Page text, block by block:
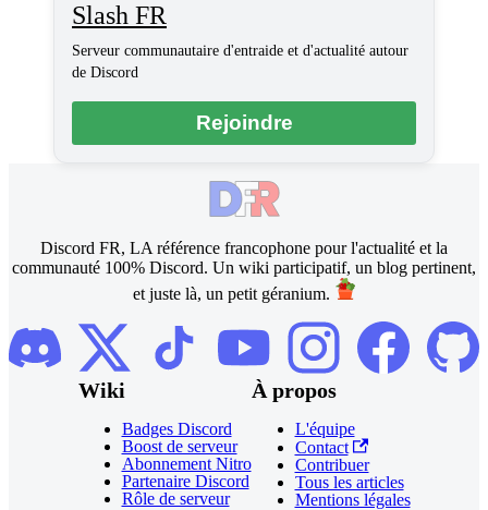
Slash FR
Serveur communautaire d'entraide et d'actualité autour
de Discord
Rejoindre
Discord FR, LA référence francophone pour l'actualité et la
communauté 100% Discord. Un wiki participatif, un blog pertinent,
et juste là, un petit géranium.
Wiki
Badges Discord
Boost de serveur
Abonnement Nitro
Partenaire Discord
Rôle de serveur
À propos
L'équipe
Contact
Contribuer
Tous les articles
Mentions légales